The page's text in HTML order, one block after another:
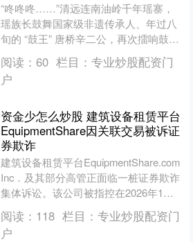
“咚咚咚……”清远连南油岭千年瑶寨，
瑶族长鼓舞国家级非遗传承人、年过八
旬的 “鼓王” 唐桥辛二公，再次擂响鼓
声。这支由广州职业技术大学珠宝学院
师生组成的“创新赋....
阅读： 60 栏目： 专业炒股配资门
户
资金少怎么炒股 建筑设备租赁平台
EquipmentShare因关联交易被诉证
券欺诈
建筑设备租赁平台EquipmentShare.com
Inc．及其部分高管正面临一桩证券欺诈
集体诉讼。该公司被指控在2026年1月
首次公开募股（IPO）过程中资....
阅读： 118 栏目： 专业炒股配资门
户